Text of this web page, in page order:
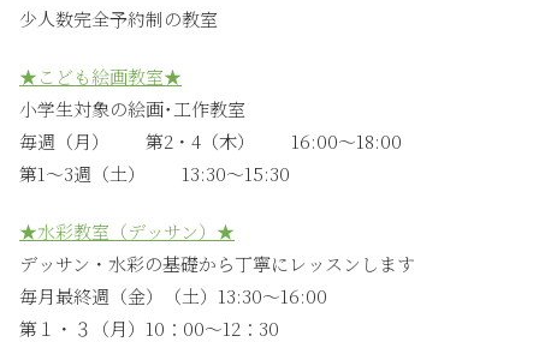
少人数完全予約制の教室
★こども絵画教室★
小学生対象の絵画･工作教室
毎週（月） 第2・4（木） 16:00〜18:00
第1〜3週（土） 13:30〜15:30
★水彩教室（デッサン）★
デッサン・水彩の基礎から丁寧にレッスンします
毎月最終週（金）（土）13:30〜16:00
第１・３（月）10：00〜12：30